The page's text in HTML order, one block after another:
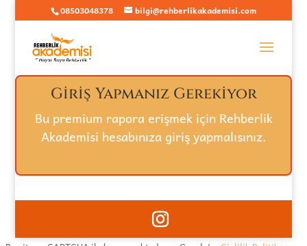
08503048378 bilgi@rehberlikakademisi.com
Giriş Yapmanız Gerekiyor
Bu premium rapora erişmek için Rehberlik
Akademisi hesabınıza giriş yapmalısınız.